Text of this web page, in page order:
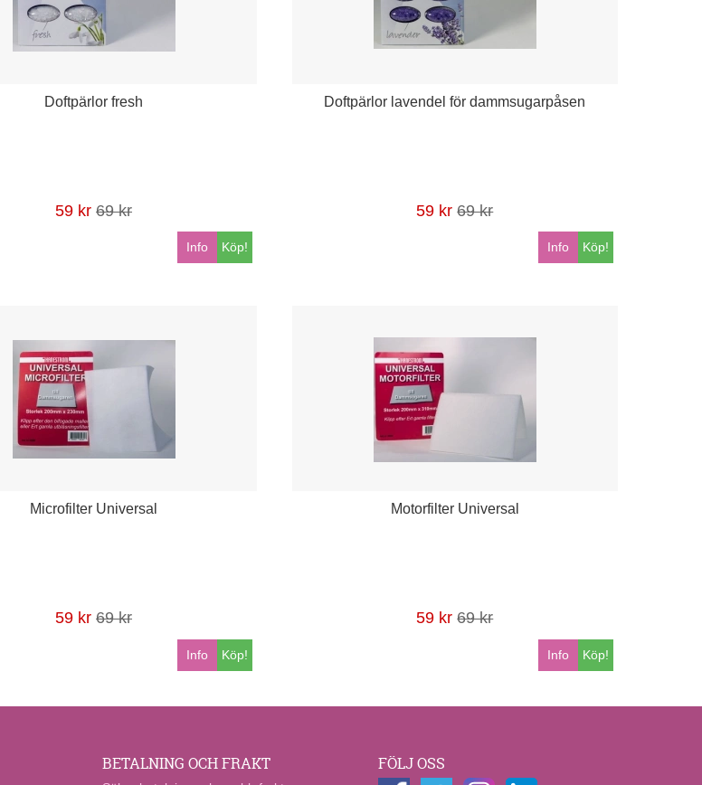
Doftpärlor fresh
59 kr 69 kr
Köp!
Info
Doftpärlor lavendel för dammsugarpåsen
59 kr 69 kr
Köp!
Info
Microfilter Universal
59 kr 69 kr
Köp!
Info
Motorfilter Universal
59 kr 69 kr
Köp!
Info
BETALNING OCH FRAKT FÖLJ OSS